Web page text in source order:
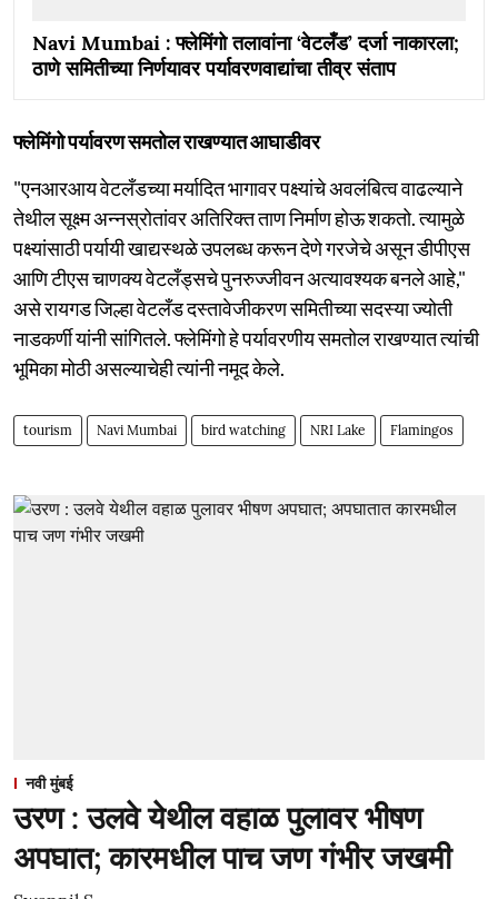
Navi Mumbai : फ्लेमिंगो तलावांना ‘वेटलँड’ दर्जा नाकारला;
ठाणे समितीच्या निर्णयावर पर्यावरणवाद्यांचा तीव्र संताप
फ्लेमिंगो पर्यावरण समतोल राखण्यात आघाडीवर
"एनआरआय वेटलँडच्या मर्यादित भागावर पक्ष्यांचे अवलंबित्व वाढल्याने
तेथील सूक्ष्म अन्नस्रोतांवर अतिरिक्त ताण निर्माण होऊ शकतो. त्यामुळे
पक्ष्यांसाठी पर्यायी खाद्यस्थळे उपलब्ध करून देणे गरजेचे असून डीपीएस
आणि टीएस चाणक्य वेटलँड्सचे पुनरुज्जीवन अत्यावश्यक बनले आहे,"
असे रायगड जिल्हा वेटलँड दस्तावेजीकरण समितीच्या सदस्या ज्योती
नाडकर्णी यांनी सांगितले. फ्लेमिंगो हे पर्यावरणीय समतोल राखण्यात त्यांची
भूमिका मोठी असल्याचेही त्यांनी नमूद केले.
tourism Navi Mumbai bird watching NRI Lake Flamingos
नवी मुंबई
उरण : उलवे येथील वहाळ पुलावर भीषण
अपघात; कारमधील पाच जण गंभीर जखमी